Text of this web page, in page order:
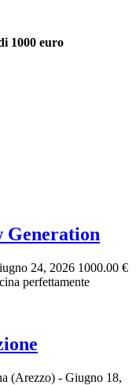
1000 euro
Generation
24, 2026 1000.00 €
perfettamente
(Arezzo) - Giugno 18,